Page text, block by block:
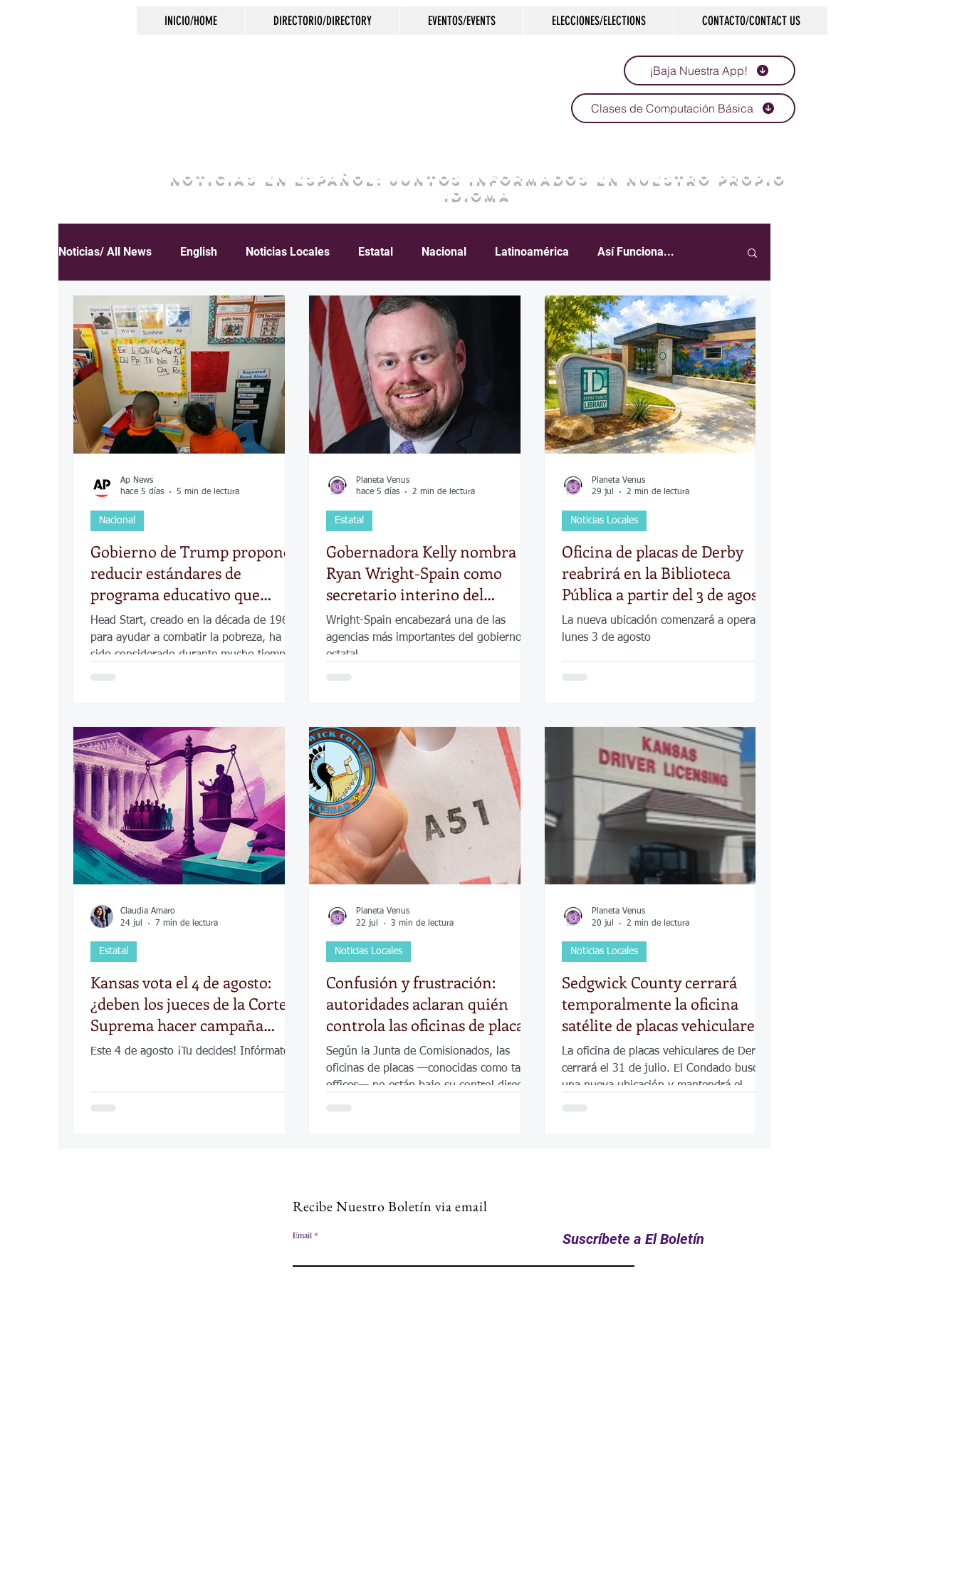
INICIO/HOME DIRECTORIO/DIRECTORY EVENTOS/EVENTS ELECCIONES/ELECTIONS CONTACTO/CONTACT US
¡Baja Nuestra App!
Clases de Computación Básica
NOTICIAS EN ESPAÑOL: JUNTOS INFORMADOS EN NUESTRO PROPIO
IDIOMA
Noticias/ All News English Noticias Locales Estatal Nacional Latinoamérica Así Funciona...
Español Educación Inmigración Crimen Negocios Arte & Cultura Deportes
COVID-19 Política Tecnología Economía Elecciones Vivienda Escuelas Calles
Desamparados Carreteras Comunidad Historias que inspiran Gobierno Espectáculos
Gobierno de Trump propone
reducir estándares de
programa educativo que
ayuda a niños pobres
Head Start, creado en la década de 1960
para ayudar a combatir la pobreza, ha
sido considerado durante mucho tiempo
Nacional
Ap News
hace 5 días
5 min de lectura
Gobernadora Kelly nombra a
Ryan Wright-Spain como
secretario interino del
Departamento de Ingresos de
Kansas
Wright-Spain encabezará una de las
agencias más importantes del gobierno
estatal
Estatal
Planeta Venus
hace 5 días
2 min de lectura
Oficina de placas de Derby
reabrirá en la Biblioteca
Pública a partir del 3 de agosto
La nueva ubicación comenzará a operar el
lunes 3 de agosto
Noticias Locales
Planeta Venus
29 jul
2 min de lectura
Kansas vota el 4 de agosto:
¿deben los jueces de la Corte
Suprema hacer campaña
como políticos?
Este 4 de agosto ¡Tu decides! Infórmate.
Estatal
Claudia Amaro
24 jul
7 min de lectura
Confusión y frustración:
autoridades aclaran quién
controla las oficinas de placas
en el condado de Sedgwick
Según la Junta de Comisionados, las
oficinas de placas —conocidas como tag
offices— no están bajo su control directo.
Noticias Locales
Planeta Venus
22 jul
3 min de lectura
Sedgwick County cerrará
temporalmente la oficina
satélite de placas vehiculares
en Derby
La oficina de placas vehiculares de Derby
cerrará el 31 de julio. El Condado busca
una nueva ubicación y mantendrá el
Noticias Locales
Planeta Venus
20 jul
2 min de lectura
Recibe Nuestro Boletín via email
Email Suscríbete a El Boletín